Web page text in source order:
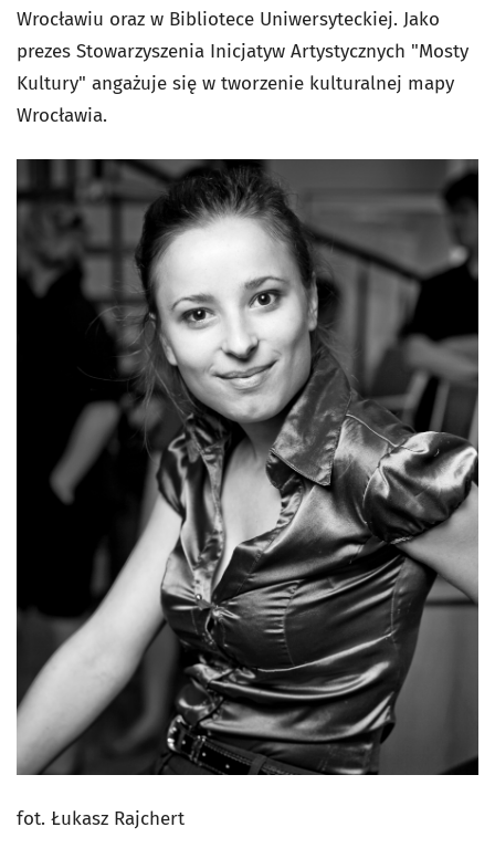
Wrocławiu oraz w Bibliotece Uniwersyteckiej. Jako
prezes Stowarzyszenia Inicjatyw Artystycznych "Mosty
Kultury" angażuje się w tworzenie kulturalnej mapy
Wrocławia.
fot. Łukasz Rajchert